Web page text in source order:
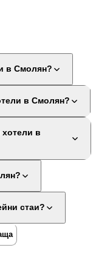
в Смолян?
в Смолян?
в
стаи?